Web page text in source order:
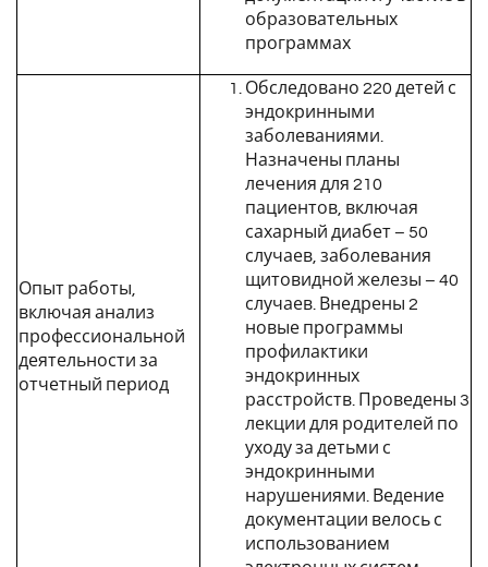
образовательных
программах
Опыт работы,
включая анализ
профессиональной
деятельности за
отчетный период
Обследовано 220 детей с
эндокринными
заболеваниями.
Назначены планы
лечения для 210
пациентов, включая
сахарный диабет – 50
случаев, заболевания
щитовидной железы – 40
случаев. Внедрены 2
новые программы
профилактики
эндокринных
расстройств. Проведены 3
лекции для родителей по
уходу за детьми с
эндокринными
нарушениями. Ведение
документации велось с
использованием